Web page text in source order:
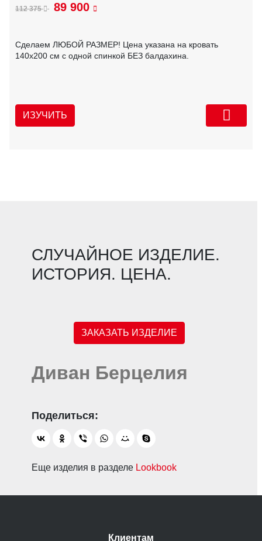
112 375 89 900
Сделаем ЛЮБОЙ РАЗМЕР! Цена указана на кровать
140х200 см с одной спинкой БЕЗ балдахина.
ИЗУЧИТЬ
СЛУЧАЙНОЕ ИЗДЕЛИЕ.
ИСТОРИЯ. ЦЕНА.
ЗАКАЗАТЬ ИЗДЕЛИЕ
Диван Берцелия
Еще изделия в разделе Lookbook
Клиентам